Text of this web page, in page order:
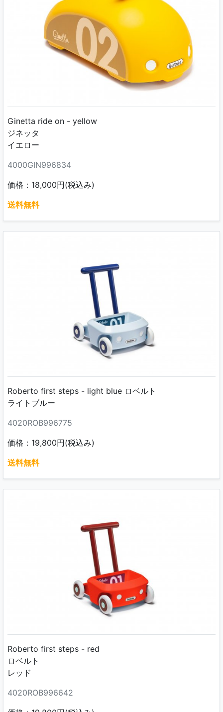
Ginetta ride on - yellow
ジネッタ
イエロー
4000GIN996834
価格：18,000円(税込み)
送料無料
Roberto first steps - light blue ロベルト
ライトブルー
4020ROB996775
価格：19,800円(税込み)
送料無料
Roberto first steps - red
ロベルト
レッド
4020ROB996642